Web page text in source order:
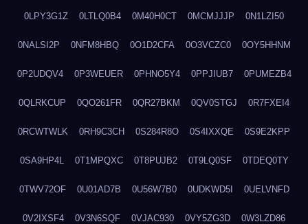
0LPY3G1Z 0LTLQ0B4 0M40H0CT 0MCMJJJP 0N1LZI50
0NALSI2P 0NFM8HBQ 0O1D2CFA 0O3VCZC0 0OY5HHNM
0P2UDQV4 0P3WEUER 0PHNO5Y4 0PPJIUB7 0PUMEZB4
0QLRKCUP 0QO261FR 0QR27BKM 0QV0STGJ 0R7FXEI4
0RCWTWLK 0RH9C3CH 0S284R8O 0S4IXXQE 0S9E2KPP
0SA9HP4L 0T1MPQXC 0T8PUJB2 0T9LQ0SF 0TDEQ0TY
0TWV72OF 0U01AD7B 0U56W7B0 0UDKWD5I 0UELVNFD
0V2IXSF4 0V3N6SQF 0VJAC930 0VY5ZG3D 0W3LZD86